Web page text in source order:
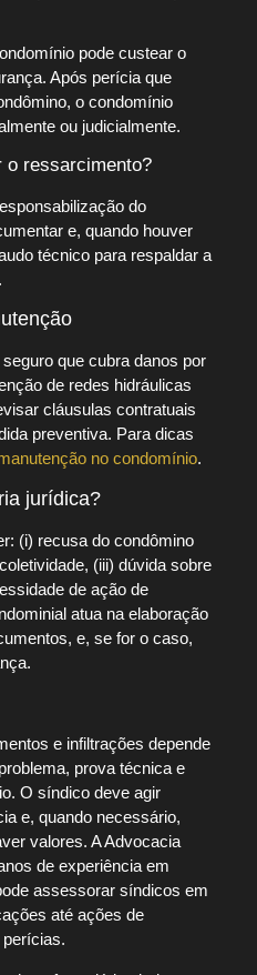
pode custear o
Após perícia que
o condomínio
ou judicialmente.
o ressarcimento?
do
e, quando houver
técnico para respaldar a
que cubra danos por
de redes hidráulicas
cláusulas contratuais
preventiva. Para dicas
no condomínio.
jurídica?
(i) recusa do condômino
(iii) dúvida sobre
de ação de
atua na elaboração
e, se for o caso,
e infiltrações depende
prova técnica e
O síndico deve agir
e, quando necessário,
valores. A Advocacia
de experiência em
assessorar síndicos em
até ações de